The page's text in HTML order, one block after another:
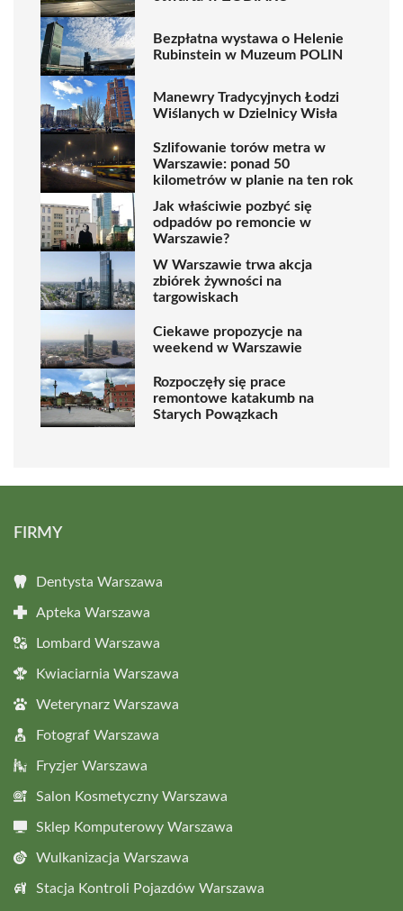
Bezpłatna wystawa o Helenie
Rubinstein w Muzeum POLIN
Manewry Tradycyjnych Łodzi
Wiślanych w Dzielnicy Wisła
Szlifowanie torów metra w
Warszawie: ponad 50
kilometrów w planie na ten rok
Jak właściwie pozbyć się
odpadów po remoncie w
Warszawie?
W Warszawie trwa akcja
zbiórek żywności na
targowiskach
Ciekawe propozycje na
weekend w Warszawie
Rozpoczęły się prace
remontowe katakumb na
Starych Powązkach
FIRMY
Dentysta Warszawa
Apteka Warszawa
Lombard Warszawa
Kwiaciarnia Warszawa
Weterynarz Warszawa
Fotograf Warszawa
Fryzjer Warszawa
Salon Kosmetyczny Warszawa
Sklep Komputerowy Warszawa
Wulkanizacja Warszawa
Stacja Kontroli Pojazdów Warszawa